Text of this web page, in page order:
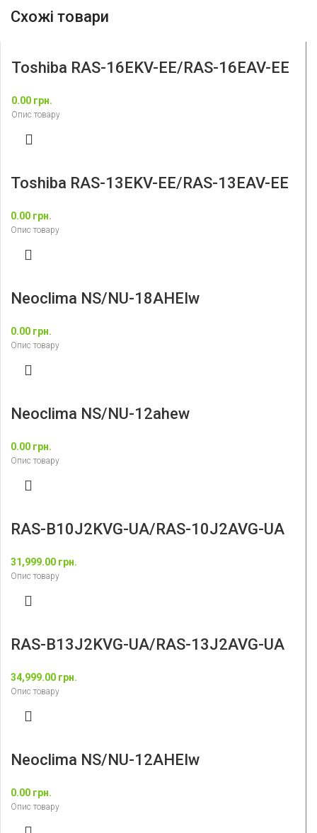
Схожі товари
Toshiba RAS-16EKV-EE/RAS-16EAV-EE
0.00 грн.
Опис товару
Toshiba RAS-13EKV-EE/RAS-13EAV-EE
0.00 грн.
Опис товару
Neoclima NS/NU-18AHEIw
0.00 грн.
Опис товару
Neoclima NS/NU-12ahew
0.00 грн.
Опис товару
RAS-B10J2KVG-UA/RAS-10J2AVG-UA
31,999.00 грн.
Опис товару
RAS-B13J2KVG-UA/RAS-13J2AVG-UA
34,999.00 грн.
Опис товару
Neoclima NS/NU-12AHEIw
0.00 грн.
Опис товару